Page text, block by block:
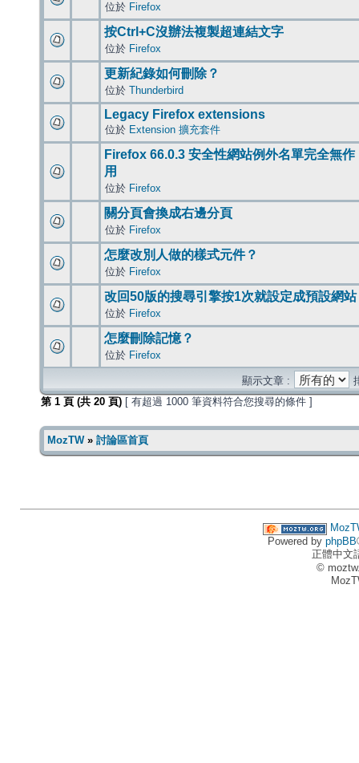
位於 Firefox
按Ctrl+C沒辦法複製超連結文字
位於 Firefox
更新紀錄如何刪除？
位於 Thunderbird
Legacy Firefox extensions
位於 Extension 擴充套件
Firefox 66.0.3 安全性網站例外名單完全無作
用
位於 Firefox
關分頁會換成右邊分頁
位於 Firefox
怎麼改別人做的樣式元件？
位於 Firefox
改回50版的搜尋引擎按1次就設定成預設網站
位於 Firefox
怎麼刪除記憶？
位於 Firefox
顯示文章 :
第 1 頁 (共 20 頁) [ 有超過 1000 筆資料符合您搜尋的條件 ]
MozTW» 討論區首頁
Powered by phpBB
正體中文
©